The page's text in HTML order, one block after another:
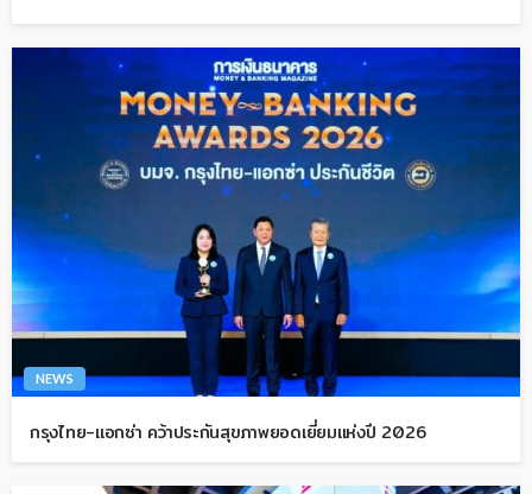
NEWS
กรุงไทย-แอกซ่า คว้าประกันสุขภาพยอดเยี่ยมแห่งปี 2026